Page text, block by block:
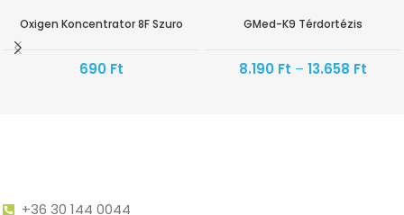
Oxigen Koncentrator 8F Szuro
690 Ft
GMed-K9 Térdortézis
8.190 Ft – 13.658 Ft
+36 30 144 0044